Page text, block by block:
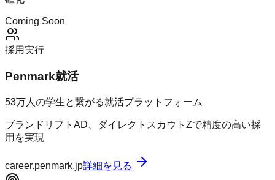
Coming Soon
採用実行
Penmark就活
53万人の学生と繋がる就活プラットフォーム
ブランドリフトAD、ダイレクトスカウトZで精度の高い採
用を実現
career.penmark.jp詳細を見る